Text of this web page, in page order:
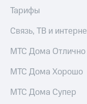
Тарифы
Связь, ТВ и
МТС Дома Отлично
МТС Дома Хорошо
МТС Дома Супер